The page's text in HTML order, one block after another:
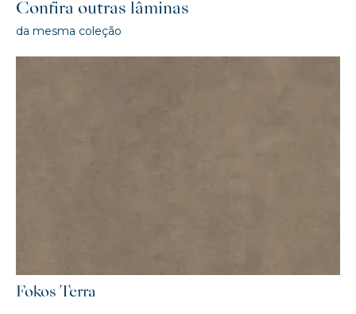
Confira outras lâminas
da mesma coleção
Fokos Terra